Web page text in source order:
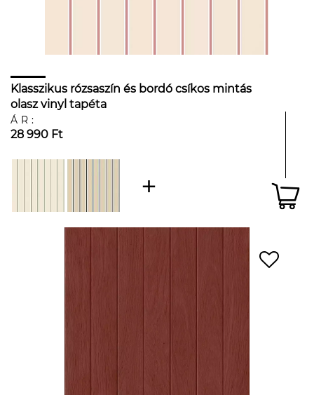
Klasszikus rózsaszín és bordó csíkos mintás
olasz vinyl tapéta
ÁR:
28 990 Ft